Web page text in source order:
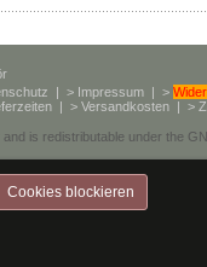
Cookies blockieren
| > Impressum | >
| > Versandkosten | >
is redistributable under the